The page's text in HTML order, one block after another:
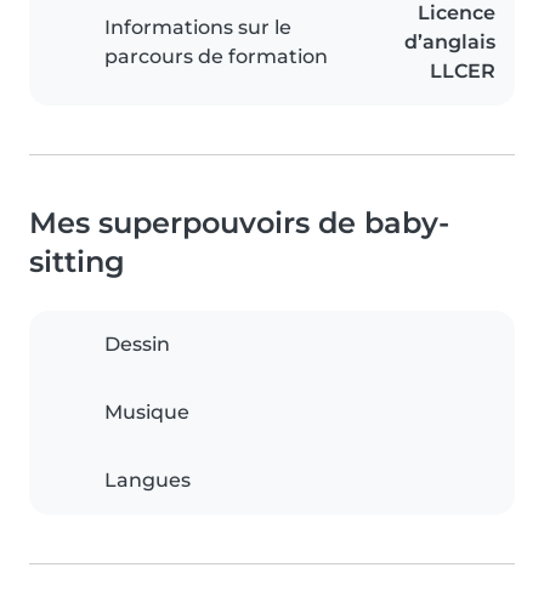
Informations sur le
parcours de formation
Licence
d’anglais
LLCER
Mes superpouvoirs de baby-
sitting
Dessin
Musique
Langues